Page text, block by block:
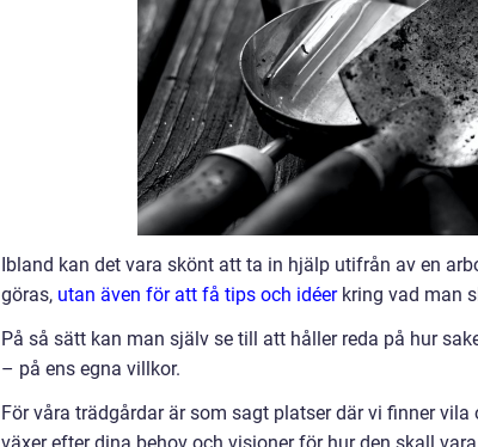
Ibland kan det vara skönt att ta in hjälp utifrån av en
göras, utan även för att få tips och idéerkring vad man
På så sätt kan man själv se till att håller reda på hur
– på ens egna villkor.
För våra trädgårdar är som sagt platser där vi finner